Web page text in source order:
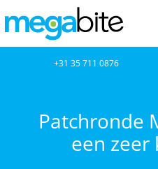
naar
inhoud
Netwerkbeheer
+31 35 711 0876
Patchronde
een